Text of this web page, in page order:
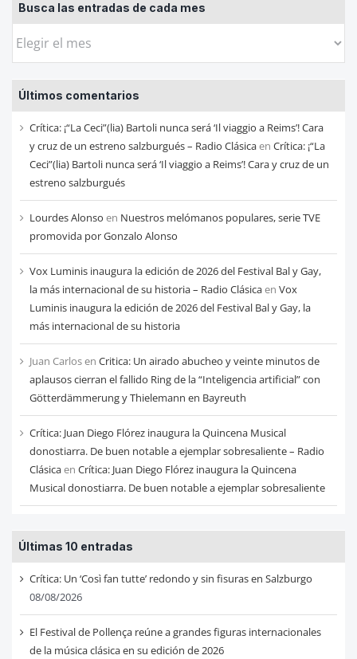
Busca las entradas de cada mes
Busca
entradas
de
cada
mes
Últimos comentarios
Crítica: ¡“La Ceci”(lia) Bartoli nunca será ‘Il viaggio a Reims’! Cara
y cruz de un estreno salzburgués – Radio Clásicaen Crítica: ¡“La
Ceci”(lia) Bartoli nunca será ‘Il viaggio a Reims’! Cara y cruz de un
estreno salzburgués
Lourdes Alonso en Nuestros melómanos populares, serie TVE
promovida por Gonzalo Alonso
Vox Luminis inaugura la edición de 2026 del Festival Bal y Gay,
la más internacional de su historia – Radio Clásicaen Vox
Luminis inaugura la edición de 2026 del Festival Bal y Gay, la
más internacional de su historia
Juan Carlosen Critica: Un airado abucheo y veinte minutos de
aplausos cierran el fallido Ring de la “Inteligencia artificial” con
Götterdämmerung y Thielemann en Bayreuth
Crítica: Juan Diego Flórez inaugura la Quincena Musical
donostiarra. De buen notable a ejemplar sobresaliente – Radio
Clásicaen Crítica: Juan Diego Flórez inaugura la Quincena
Musical donostiarra. De buen notable a ejemplar sobresaliente
Últimas 10 entradas
Crítica: Un ‘Così fan tutte’ redondo y sin fisuras en Salzburgo
08/08/2026
El Festival de Pollença reúne a grandes figuras internacionales
de la música clásica en su edición de 2026